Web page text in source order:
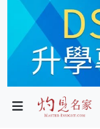
政局